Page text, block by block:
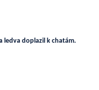
ledva doplazil k chatám.